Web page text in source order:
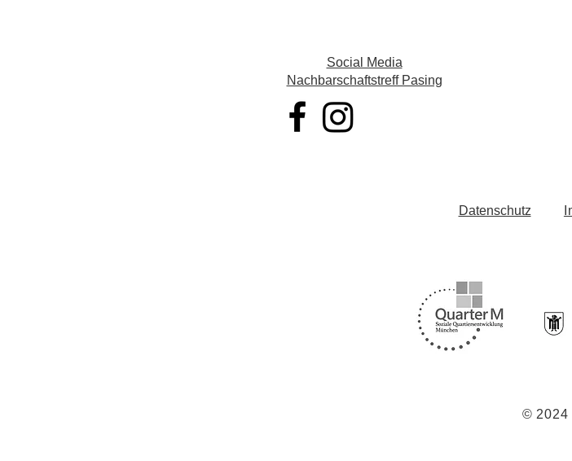
Social Media
Nachbarschaftstreff Pasing
Datenschutz
© 2024